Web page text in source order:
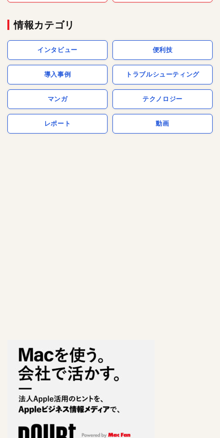
情報カテゴリ
インタビュー 便利技
導入事例 トラブルシューティング
マンガ テクノロジー
レポート 動画